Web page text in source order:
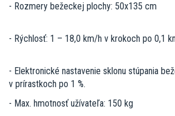
- Rozmery bežeckej plochy: 50x135 cm
- Rýchlosť: 1 – 18,0 km/h v krokoch po 0,1
- Elektronické nastavenie sklonu stúpania
v prírastkoch po 1 %.
- Max. hmotnosť užívateľa: 150 kg